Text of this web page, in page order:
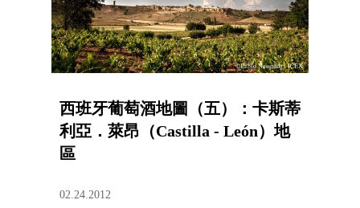
西班牙葡萄酒地圖（五）：卡斯蒂
利亞．萊昂（Castilla - León）地
區
02.24.2012